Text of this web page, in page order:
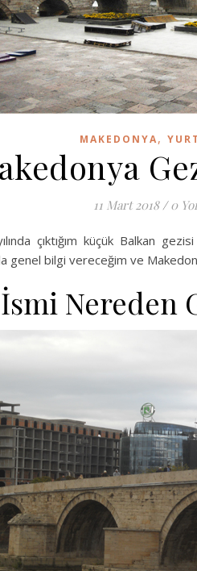
MAKEDONYA,
11 Mart 2018 / 0
çıktığım küçük Balkan
genel bilgi vereceğim ve
Nereden